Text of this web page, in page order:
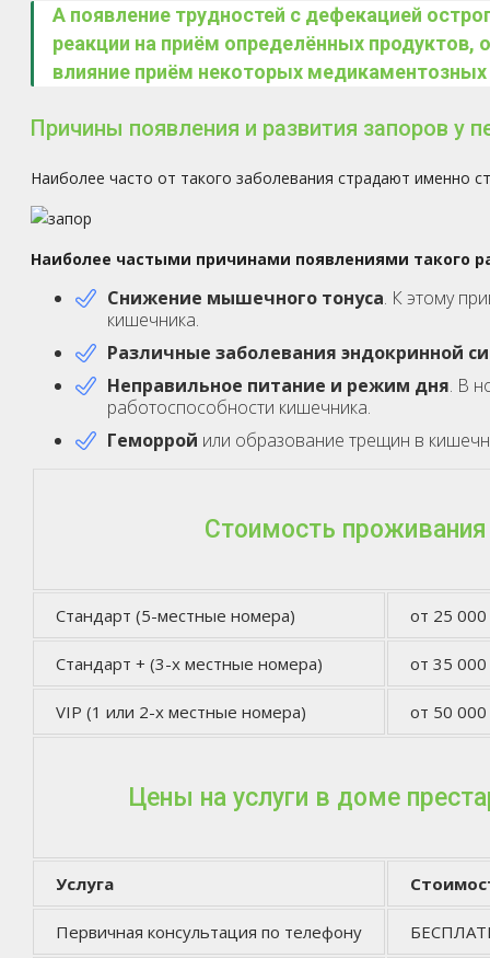
А появление трудностей с дефекацией
реакции на приём определённых
влияние приём некоторых
Причины появления и развития запоров у
Наиболее часто от такого заболевания страдают именно
Наиболее частыми причинами появлениями такого
Снижение мышечного тонуса. К этому
кишечника.
Различные заболевания эндокринной
Неправильное питание и режим дня. В
работоспособности кишечника.
Геморрой или образование трещин в
Стоимость проживания
Стандарт (5-местные номера) от 25 000
Стандарт + (3-х местные номера) от 35 000
VIP (1 или 2-х местные номера) от 50 000
Цены на услуги в доме
Услуга
Первичная консультация по телефону